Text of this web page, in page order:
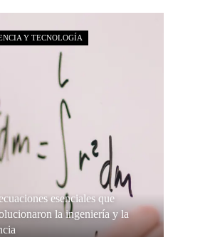
Y TECNOLOGÍA
esenciales que
la ingeniería y la